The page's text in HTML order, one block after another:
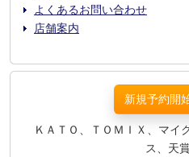
よくあるお問い合わせ
店舗案内
新規予約開
ＫＡＴＯ、ＴＯＭＩＸ、マイ
ス、天